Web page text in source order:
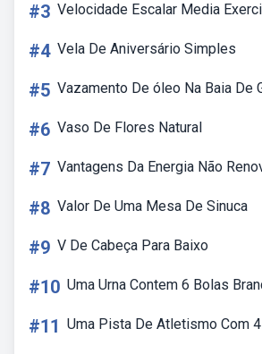
#3 Velocidade Escalar Media
#4 Vela De Aniversário Simples
#5 Vazamento De óleo Na Baia De
#6 Vaso De Flores Natural
#7 Vantagens Da Energia Não
#8 Valor De Uma Mesa De Sinuca
#9 V De Cabeça Para Baixo
#10 Uma Urna Contem 6 Bolas
#11 Uma Pista De Atletismo Com